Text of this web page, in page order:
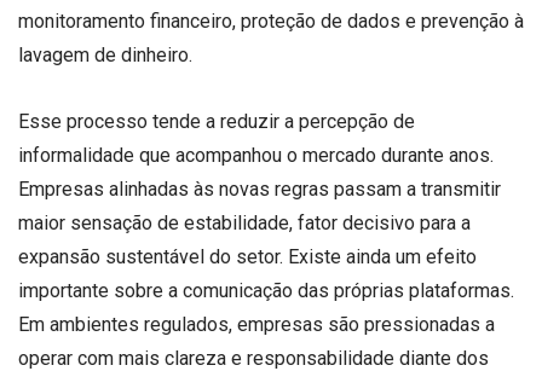
monitoramento financeiro, proteção de dados e prevenção à
lavagem de dinheiro.
Esse processo tende a reduzir a percepção de
informalidade que acompanhou o mercado durante anos.
Empresas alinhadas às novas regras passam a transmitir
maior sensação de estabilidade, fator decisivo para a
expansão sustentável do setor. Existe ainda um efeito
importante sobre a comunicação das próprias plataformas.
Em ambientes regulados, empresas são pressionadas a
operar com mais clareza e responsabilidade diante dos